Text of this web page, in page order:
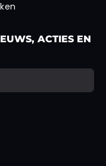
ACTIES EN
en moet niet worden